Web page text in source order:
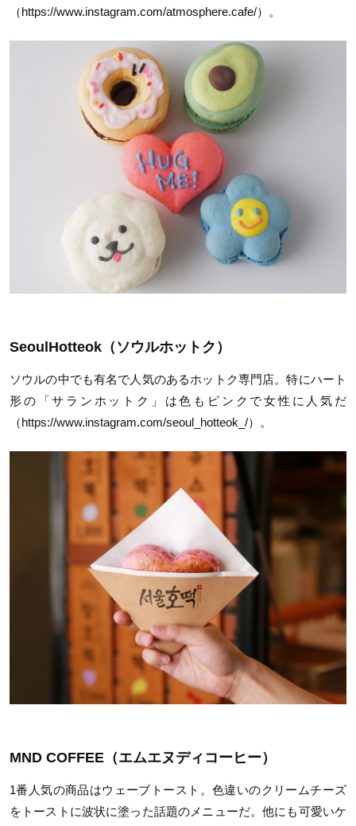
（https://www.instagram.com/atmosphere.cafe/）。
SeoulHotteok（ソウルホットク）
ソウルの中でも有名で人気のあるホットク専門店。特にハート
形の「サランホットク」は色もピンクで女性に人気だ
（https://www.instagram.com/seoul_hotteok_/）。
MND COFFEE（エムエヌディコーヒー）
1番人気の商品はウェーブトースト。色違いのクリームチーズ
をトーストに波状に塗った話題のメニューだ。他にも可愛いケ